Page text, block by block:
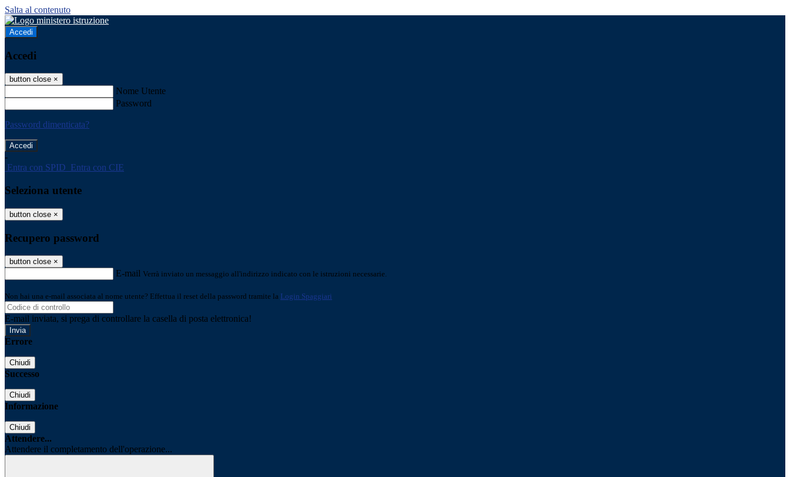
Salta al contenuto
Accedi
Accedi
button close ×
Nome Utente
Password
Password dimenticata?
-
Entra con SPID Entra con CIE
Seleziona utente
button close ×
Recupero password
button close ×
E-mail Verrà inviato un messaggio all'indirizzo indicato con le istruzioni necessarie.
Non hai una e-mail associata al nome utente? Effettua il reset della password tramite la Login Spaggiari
E-mail inviata, si prega di controllare la casella di posta elettronica!
Errore
Chiudi
Successo
Chiudi
Informazione
Chiudi
Attendere...
Attendere il completamento dell'operazione...